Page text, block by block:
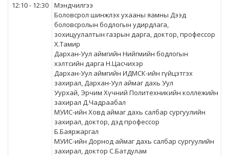
12:10 - 12:30
Мэндчилгээ
Боловсрол шинжлэх ухааны яамны Дээд
боловсролын бодлогын удирдлага,
зохицуулалтын газрын дарга, доктор, профессор
Х.Тамир
Дархан-Уул аймгийн Нийгмийн бодлогын
хэлтсийн дарга Н.Цасчихэр
Дархан-Уул аймгийн ИДМСК-ийн гүйцэтгэх
захирал, Дархан-Уул аймаг дахь Уул
Уурхай, Эрчим Хүчний Политехникийн коллежийн
захирал Д.Чадраабал
МУИС-ийн Ховд аймаг дахь салбар сургуулийн
захирал, доктор, дэд профессор
Б.Баяржаргал
МУИС-ийн Дорнод аймаг дахь салбар сургуулийн
захирал, доктор С.Батдулам